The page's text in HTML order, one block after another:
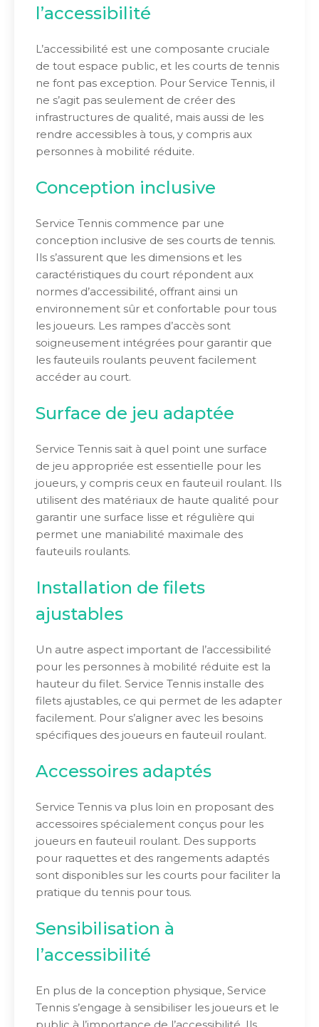
l’accessibilité
L’accessibilité est une composante cruciale
de tout espace public, et les courts de tennis
ne font pas exception. Pour Service Tennis, il
ne s’agit pas seulement de créer des
infrastructures de qualité, mais aussi de les
rendre accessibles à tous, y compris aux
personnes à mobilité réduite.
Conception inclusive
Service Tennis commence par une
conception inclusive de ses courts de tennis.
Ils s’assurent que les dimensions et les
caractéristiques du court répondent aux
normes d’accessibilité, offrant ainsi un
environnement sûr et confortable pour tous
les joueurs. Les rampes d’accès sont
soigneusement intégrées pour garantir que
les fauteuils roulants peuvent facilement
accéder au court.
Surface de jeu adaptée
Service Tennis sait à quel point une surface
de jeu appropriée est essentielle pour les
joueurs, y compris ceux en fauteuil roulant. Ils
utilisent des matériaux de haute qualité pour
garantir une surface lisse et régulière qui
permet une maniabilité maximale des
fauteuils roulants.
Installation de filets
ajustables
Un autre aspect important de l’accessibilité
pour les personnes à mobilité réduite est la
hauteur du filet. Service Tennis installe des
filets ajustables, ce qui permet de les adapter
facilement. Pour s’aligner avec les besoins
spécifiques des joueurs en fauteuil roulant.
Accessoires adaptés
Service Tennis va plus loin en proposant des
accessoires spécialement conçus pour les
joueurs en fauteuil roulant. Des supports
pour raquettes et des rangements adaptés
sont disponibles sur les courts pour faciliter la
pratique du tennis pour tous.
Sensibilisation à
l’accessibilité
En plus de la conception physique, Service
Tennis s’engage à sensibiliser les joueurs et le